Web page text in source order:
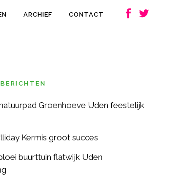
ARCHIEF CONTACT
Groenhoeve Uden feestelijk
Kermis groot succes
buurttuin flatwijk Uden